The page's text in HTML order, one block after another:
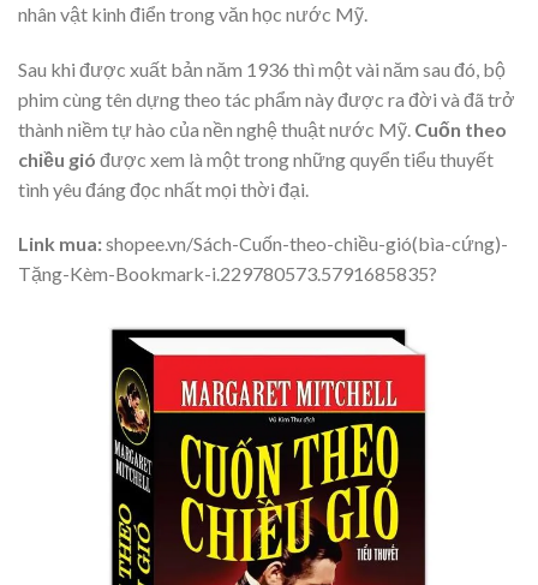
nhân vật kinh điển trong văn học nước Mỹ.
Sau khi được xuất bản năm 1936 thì một vài năm sau đó, bộ
phim cùng tên dựng theo tác phẩm này được ra đời và đã trở
thành niềm tự hào của nền nghệ thuật nước Mỹ. Cuốn theo
chiều gió được xem là một trong những quyển tiểu thuyết
tình yêu đáng đọc nhất mọi thời đại.
Link mua:shopee.vn/Sách-Cuốn-theo-chiều-gió(bìa-cứng)-
Tặng-Kèm-Bookmark-i.229780573.5791685835?